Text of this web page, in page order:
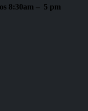
8:30am – 5 pm